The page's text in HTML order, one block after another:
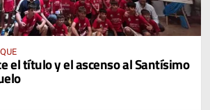
el título y el ascenso al Santísimo